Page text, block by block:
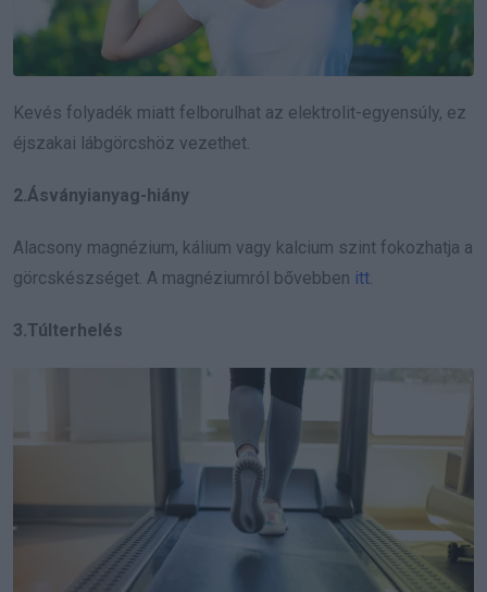
Kevés folyadék miatt felborulhat az elektrolit-egyensúly, ez
éjszakai lábgörcshöz vezethet.
2.Ásványianyag-hiány
Alacsony magnézium, kálium vagy kalcium szint fokozhatja a
görcskészséget. A magnéziumról bővebben itt.
3.Túlterhelés